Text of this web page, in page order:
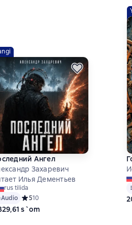
Ангел
Захаревич
Илья Дементьев
rus tilida
Audio Средний рейтинг 5 на основе 10
510
s`om